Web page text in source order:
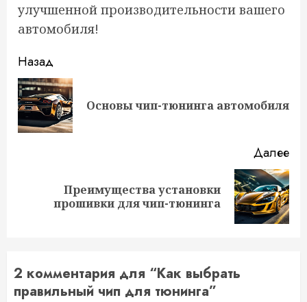
улучшенной производительности вашего
автомобиля!
Продолжить
чтение
Назад
Основы чип-тюнинга автомобиля
Далее
Следующая
запись:
Преимущества установки
прошивки для чип-тюнинга
2 комментария для “Как выбрать
правильный чип для тюнинга”